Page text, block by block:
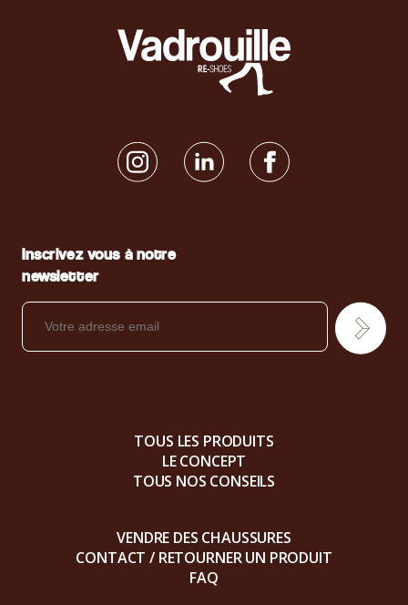
Inscrivez vous à notre
newsletter
TOUS LES PRODUITS
LE CONCEPT
TOUS NOS CONSEILS
VENDRE DES CHAUSSURES
CONTACT / RETOURNER UN PRODUIT
FAQ